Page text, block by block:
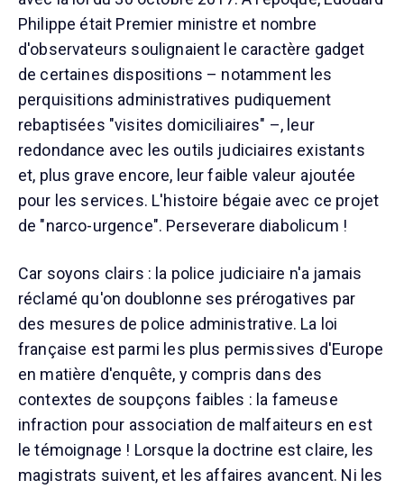
Philippe était Premier ministre et nombre
d'observateurs soulignaient le caractère gadget
de certaines dispositions – notamment les
perquisitions administratives pudiquement
rebaptisées "visites domiciliaires" –, leur
redondance avec les outils judiciaires existants
et, plus grave encore, leur faible valeur ajoutée
pour les services. L'histoire bégaie avec ce projet
de "narco-urgence". Perseverare diabolicum !
Car soyons clairs : la police judiciaire n'a jamais
réclamé qu'on doublonne ses prérogatives par
des mesures de police administrative. La loi
française est parmi les plus permissives d'Europe
en matière d'enquête, y compris dans des
contextes de soupçons faibles : la fameuse
infraction pour association de malfaiteurs en est
le témoignage ! Lorsque la doctrine est claire, les
magistrats suivent, et les affaires avancent. Ni les